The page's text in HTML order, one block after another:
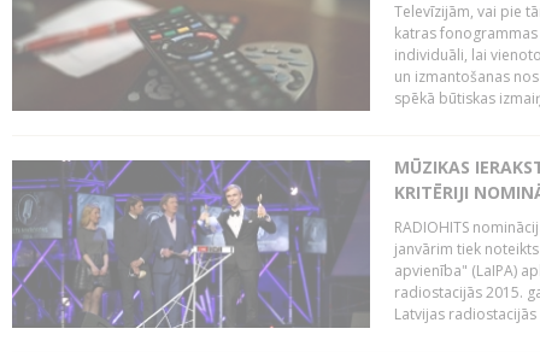
Televīzijām, vai pie
katras
individuāli, lai
un izmantošanas
spēkā būtiskas
MŪZIKAS
KRITĒRIJI
RADIOHITS
janvārim tiek
apvienība" (LaIPA)
radiostacijās 2015.
Latvijas